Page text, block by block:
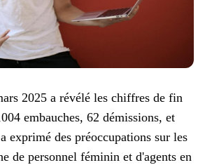
2025 a révélé les chiffres de fin
embauches, 62 démissions, et
exprimé des préoccupations sur les
de personnel féminin et d'agents en